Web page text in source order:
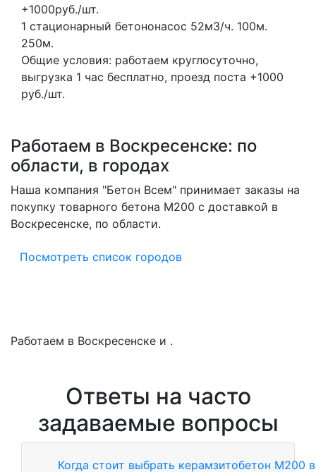
+1000руб./шт.
1 стационарный бетононасос 52м3/ч. 100м.
250м.
Общие условия: работаем круглосуточно,
выгрузка 1 час бесплатно, проезд поста +1000
руб./шт.
Работаем в Воскресенске: по
области, в городах
Наша компания "Бетон Всем" принимает заказы на
покупку товарного бетона M200 с доставкой в
Воскресенске, по области.
Посмотреть список городов
Работаем в Воскресенске и .
Ответы на часто
задаваемые вопросы
Когда стоит выбрать керамзитобетон М200